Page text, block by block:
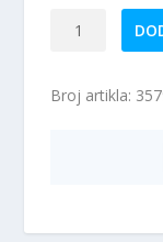
M36
Broj artikla: